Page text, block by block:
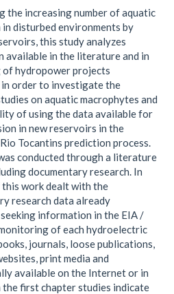
the increasing number of aquatic
disturbed environments by
this study analyzes
available in the literature and in
hydropower projects
in order to investigate the
on aquatic macrophytes and
of using the data available for
in new reservoirs in the
Tocantins prediction process.
conducted through a literature
documentary research. In
this work dealt with the
research data already
information in the EIA /
of each hydroelectric
journals, loose publications,
print media and
available on the Internet or in
the first chapter studies indicate